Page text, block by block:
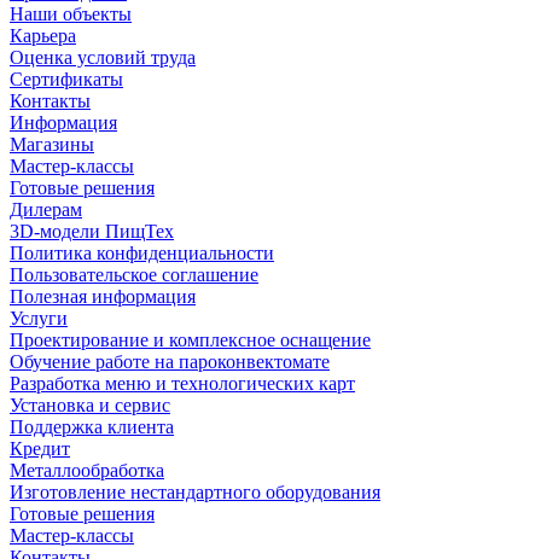
Наши объекты
Карьера
Оценка условий труда
Сертификаты
Контакты
Информация
Магазины
Мастер-классы
Готовые решения
Дилерам
3D-модели ПищТех
Политика конфиденциальности
Пользовательское соглашение
Полезная информация
Услуги
Проектирование и комплексное оснащение
Обучение работе на пароконвектомате
Разработка меню и технологических карт
Установка и сервис
Поддержка клиента
Кредит
Металлообработка
Изготовление нестандартного оборудования
Готовые решения
Мастер-классы